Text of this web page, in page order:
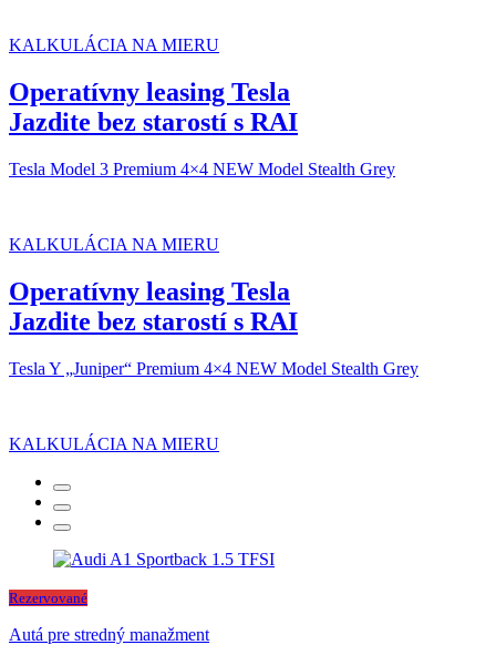
KALKULÁCIA NA MIERU
Operatívny leasing Tesla
Jazdite bez starostí s RAI
Tesla Model 3 Premium 4×4 NEW Model Stealth Grey
KALKULÁCIA NA MIERU
Operatívny leasing Tesla
Jazdite bez starostí s RAI
Tesla Y „Juniper“ Premium 4×4 NEW Model Stealth Grey
KALKULÁCIA NA MIERU
Rezervované
Autá pre stredný manažment